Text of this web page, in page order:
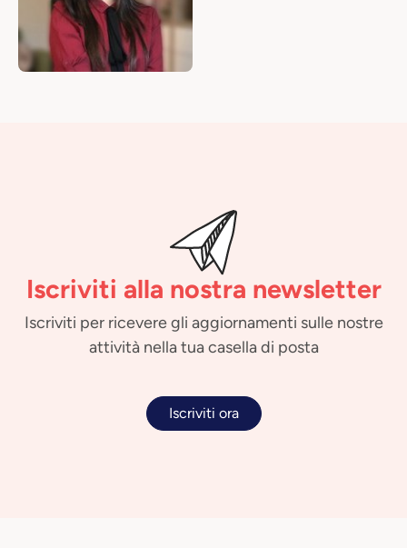
Iscriviti alla nostra newsletter
Iscriviti per ricevere gli aggiornamenti sulle nostre
attività nella tua casella di posta
Iscriviti ora